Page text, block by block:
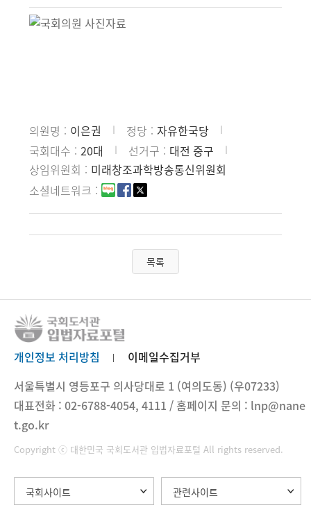
의원명 이은권 정당
자유한국당
국회대수
20대 선거구
대전 중구
상임위원회
미래창조과학방송통신위원회
소셜네트워크
목록
개인정보 처리방침
이메일수집거부
서울특별시 영등포구 의사당대로 1 (여의도동) (우07233)
대표전화 : 02-6788-4054, 4111 / 홈페이지 문의 : lnp@nane
t.go.kr
Copyright ⓒ 대한민국 국회도서관 입법자료포털 All rights reserved.
국회사이트 관련사이트